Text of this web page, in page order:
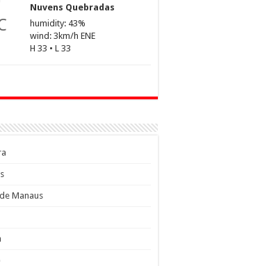
Nuvens Quebradas
humidity: 43%
wind: 3km/h ENE
H 33 • L 33
Manaus